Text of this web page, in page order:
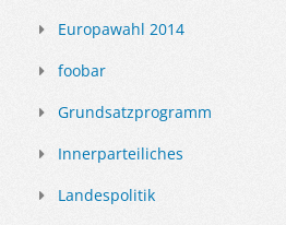
Europawahl 2014
foobar
Grundsatzprogramm
Innerparteiliches
Landespolitik